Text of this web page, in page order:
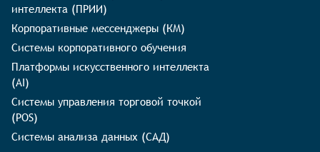
интеллекта (ПРИИ)
Корпоративные мессенджеры (КМ)
Системы корпоративного обучения
Платформы искусственного интеллекта
(AI)
Системы управления торговой точкой
(POS)
Системы анализа данных (САД)